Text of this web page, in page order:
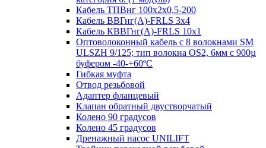
Кабель ТПВнг 100х2х0,5-200
Кабель ВВГнг(А)-FRLS 3х4
Кабель КВВГнг(А)-FRLS 10х1
Оптоволоконный кабель с 8 волокнами SM
ULSZH 9/125; тип волокна OS2, 6мм с 900µ
буфером -40-+60ºC
Гибкая муфта
Отвод резьбовой
Адаптер фланцевый
Клапан обратный двустворчатый
Колено 90 градусов
Колено 45 градусов
Дренажный насос UNILIFT